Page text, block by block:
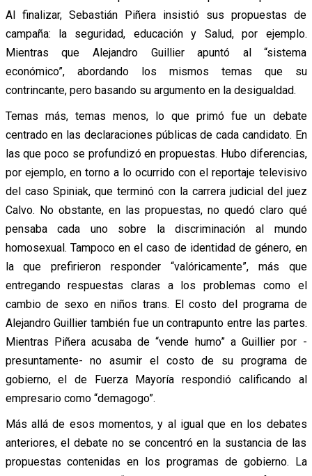
Al finalizar, Sebastián Piñera insistió sus propuestas de
campaña: la seguridad, educación y Salud, por ejemplo.
Mientras que Alejandro Guillier apuntó al “sistema
económico”, abordando los mismos temas que su
contrincante, pero basando su argumento en la desigualdad.
Temas más, temas menos, lo que primó fue un debate
centrado en las declaraciones públicas de cada candidato. En
las que poco se profundizó en propuestas. Hubo diferencias,
por ejemplo, en torno a lo ocurrido con el reportaje televisivo
del caso Spiniak, que terminó con la carrera judicial del juez
Calvo. No obstante, en las propuestas, no quedó claro qué
pensaba cada uno sobre la discriminación al mundo
homosexual. Tampoco en el caso de identidad de género, en
la que prefirieron responder “valóricamente”, más que
entregando respuestas claras a los problemas como el
cambio de sexo en niños trans. El costo del programa de
Alejandro Guillier también fue un contrapunto entre las partes.
Mientras Piñera acusaba de “vende humo” a Guillier por -
presuntamente- no asumir el costo de su programa de
gobierno, el de Fuerza Mayoría respondió calificando al
empresario como “demagogo”.
Más allá de esos momentos, y al igual que en los debates
anteriores, el debate no se concentró en la sustancia de las
propuestas contenidas en los programas de gobierno. La